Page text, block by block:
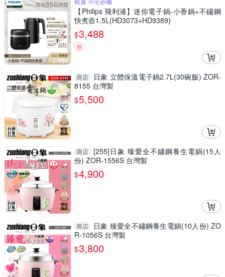
【Philips 飛利浦】迷你電子鍋-小香鍋+不鏽鋼
快煮壺1.5L(HD3073+HD9389)
$3,488
券
商店
日象 立體保溫電子鍋2.7L(30碗飯) ZOR-
8155 台灣製
$5,500
商店 [255]日象 臻愛全不鏽鋼養生電鍋(15人
份) ZOR-1556S 台灣製
$4,900
商店
日象 臻愛全不鏽鋼養生電鍋(10人份) ZO
R-1056S 台灣製
$3,800